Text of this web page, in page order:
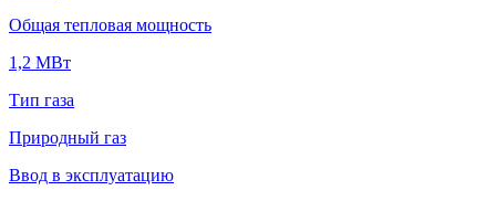
Общая тепловая мощность
1,2 МВт
Тип газа
Природный газ
Ввод в эксплуатацию